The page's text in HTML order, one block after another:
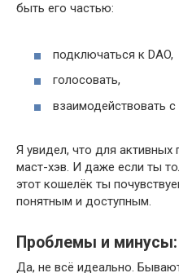
быть его частью:
подключаться к DAO,
голосовать,
взаимодействовать с
Я увидел, что для активных
маст-хэв. И даже если ты
этот кошелёк ты
понятным и доступным.
Проблемы и минусы:
Да, не всё идеально.